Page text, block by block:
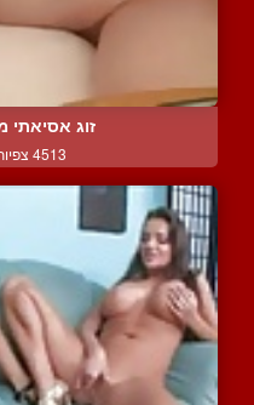
זוג
4513 צפיות